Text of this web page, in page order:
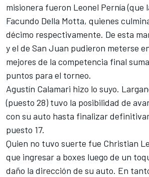
misionera fueron Leonel Pernía (que
Facundo Della Motta, quienes
décimo respectivamente. De esta
y el de San Juan pudieron meterse
mejores de la competencia final
puntos para el torneo.
Agustín Calamari hizo lo suyo.
(puesto 28) tuvo la posibilidad de
con su auto hasta finalizar
puesto 17.
Quien no tuvo suerte fue Christian
que ingresar a boxes luego de un
daño la dirección de su auto. En